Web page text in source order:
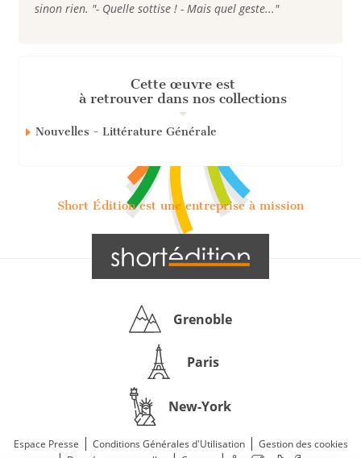
sinon rien. "- Quelle sottise ! - Mais quel geste..."
Cette œuvre est
à retrouver dans nos collections
Nouvelles - Littérature Générale
Short Édition est une entreprise à mission
Grenoble
Paris
New-York
Espace Presse | Conditions Générales d'Utilisation| Gestion des cookies